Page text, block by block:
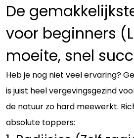
De
voor beginners
moeite, snel
Heb je nog niet veel ervaring?
is juist heel vergevingsgezind
de natuur zo hard meewerkt.
absolute toppers: